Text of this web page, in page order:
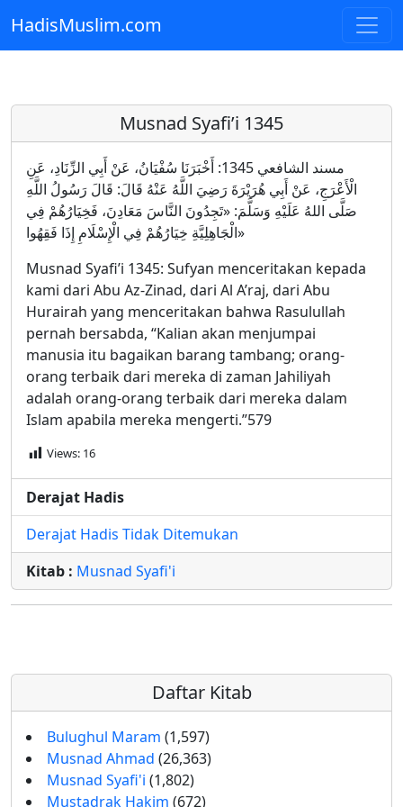
Skip to main content
HadisMuslim.com
Musnad Syafi’i 1345
مسند الشافعي 1345: أَخْبَرَنَا سُفْيَانُ، عَنْ أَبِي الزِّنَادِ، عَنِ
الْأَعْرَجِ، عَنْ أَبِي هُرَيْرَةَ رَضِيَ اللَّهُ عَنْهُ قَالَ: قَالَ رَسُولُ اللَّهِ
صَلَّى اللهُ عَلَيْهِ وَسَلَّمَ: «تَجِدُونَ النَّاسَ مَعَادِنَ، فَخِيَارُهُمْ فِي
الْجَاهِلِيَّةِ خِيَارُهُمْ فِي الْإِسْلَامِ إِذَا فَقِهُوا»
Musnad Syafi’i 1345: Sufyan menceritakan kepada
kami dari Abu Az-Zinad, dari Al A’raj, dari Abu
Hurairah yang menceritakan bahwa Rasulullah
pernah bersabda, “Kalian akan menjumpai
manusia itu bagaikan barang tambang; orang-
orang terbaik dari mereka di zaman Jahiliyah
adalah orang-orang terbaik dari mereka dalam
Islam apabila mereka mengerti.”579
Views: 16
Derajat Hadis
Derajat Hadis Tidak Ditemukan
Kitab : Musnad Syafi'i
Daftar Kitab
Bulughul Maram (1,597)
Musnad Ahmad (26,363)
Musnad Syafi'i (1,802)
Mustadrak Hakim (672)